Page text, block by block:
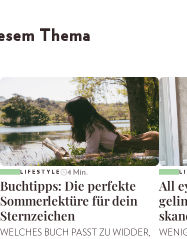
Thema
LIFESTYLE 4 Min.
Buchtipps: Die perfekte
Sommerlektüre für dein
Sternzeichen
WELCHES BUCH PASST ZU WIDDER,
All